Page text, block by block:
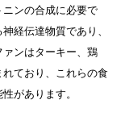
ニンの合成に必要で
経伝達物質であり、
ンはターキー、鶏
ており、これらの食
があります。